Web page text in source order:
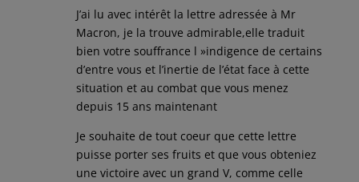
J’ai lu avec intérêt la lettre adressée à Mr
Macron, je la trouve admirable,elle traduit
bien votre souffrance l »indigence de certains
d’entre vous et l’inertie de l’état face à cette
situation et au combat que vous menez
depuis 15 ans maintenant
Je souhaite de tout coeur que cette lettre
puisse porter ses fruits et que vous obteniez
une victoire avec un grand V, comme celle